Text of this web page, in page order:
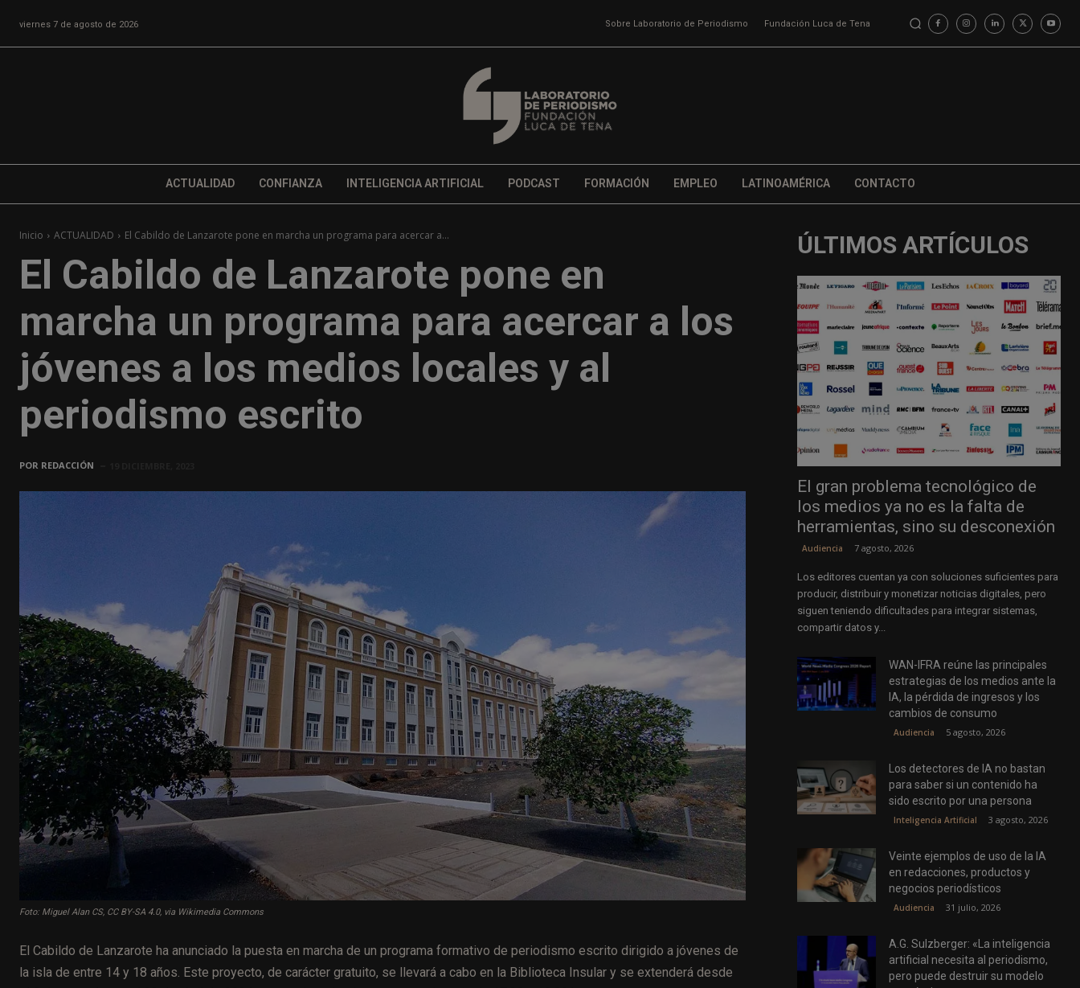
viernes 7 de agosto de 2026 Sobre Laboratorio de Periodismo Fundación Luca de Tena
ACTUALIDAD CONFIANZA INTELIGENCIA ARTIFICIAL PODCAST FORMACIÓN EMPLEO LATINOAMÉRICA CONTACTO
Inicio ACTUALIDAD El Cabildo de Lanzarote pone en marcha un programa para acercar a...
El Cabildo de Lanzarote pone en
marcha un programa para acercar a los
jóvenes a los medios locales y al
periodismo escrito
POR REDACCIÓN
Foto: Miguel Alan CS, CC BY-SA 4.0, via Wikimedia Commons
El Cabildo de Lanzarote ha anunciado la puesta en marcha de un programa formativo de periodismo escrito dirigido a jóvenes de
la isla de entre 14 y 18 años. Este proyecto, de carácter gratuito, se llevará a cabo en la Biblioteca Insular y se extenderá desde
ÚLTIMOS ARTÍCULOS
El gran problema tecnológico de
los medios ya no es la falta de
herramientas, sino su desconexión
Audiencia 7 agosto, 2026
Los editores cuentan ya con soluciones suficientes para
producir, distribuir y monetizar noticias digitales, pero
siguen teniendo dificultades para integrar sistemas,
compartir datos y...
WAN-IFRA reúne las principales
estrategias de los medios ante la
IA, la pérdida de ingresos y los
cambios de consumo
Audiencia 5 agosto, 2026
Los detectores de IA no bastan
para saber si un contenido ha
sido escrito por una persona
Inteligencia Artificial 3 agosto, 2026
Veinte ejemplos de uso de la IA
en redacciones, productos y
negocios periodísticos
Audiencia 31 julio, 2026
A.G. Sulzberger: «La inteligencia
artificial necesita al periodismo,
pero puede destruir su modelo